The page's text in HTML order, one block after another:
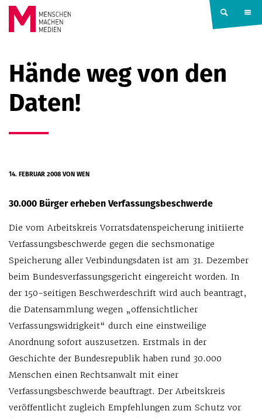
Springe zum Inhalt
MACHEN
MEDIEN
Hände weg von den
Daten!
14. FEBRUAR 2008VON WEN
30.000 Bürger erheben Verfassungsbeschwerde
Die vom Arbeitskreis Vorratsdatenspeicherung initiierte
Ver­fassungsbeschwerde gegen die sechsmonatige
Speicherung aller Verbindungsdaten ist am 31. Dezember
beim Bundes­verfassungsgericht eingereicht wor­den. In
der 150-seitigen Beschwer­deschrift wird auch beantragt,
die Daten­sammlung wegen „offensicht­licher
Verfassungswidrigkeit“ durch eine einstweilige
Anordnung sofort auszusetzen. Erstmals in der
Geschichte der Bundesrepublik haben rund 30.000
Menschen einen Rechts­anwalt mit einer
Verfassungsbeschwerde beauftragt. Der Arbeitskreis
veröffentlicht zugleich Empfehlungen zum Schutz vor